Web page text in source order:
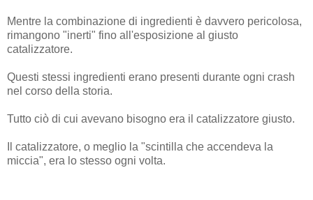
Mentre la combinazione di ingredienti è davvero pericolosa,
rimangono "inerti" fino all'esposizione al giusto
catalizzatore.
Questi stessi ingredienti erano presenti durante ogni crash
nel corso della storia.
Tutto ciò di cui avevano bisogno era il catalizzatore giusto.
Il catalizzatore, o meglio la "scintilla che accendeva la
miccia", era lo stesso ogni volta.